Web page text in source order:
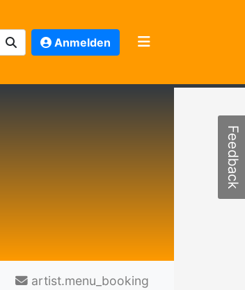
Anmelden
artist.menu_booking
Feedback